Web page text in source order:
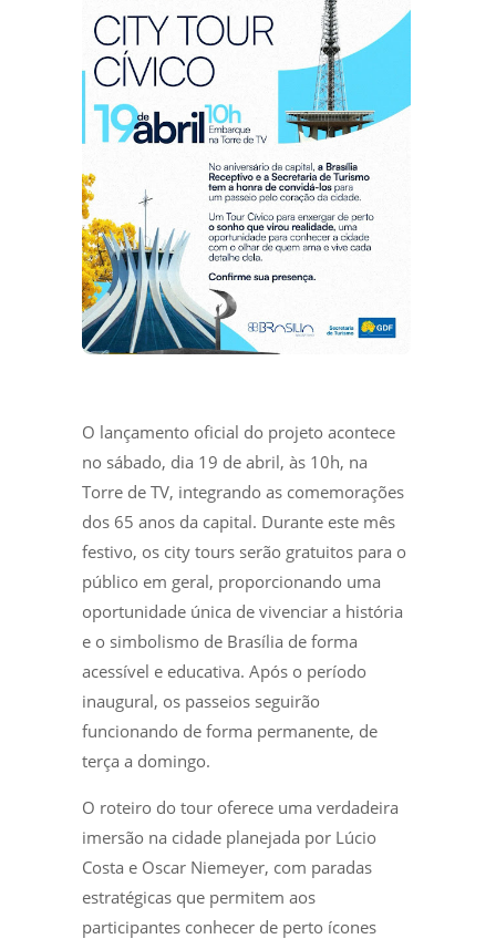
O lançamento oficial do projeto acontece
no sábado, dia 19 de abril, às 10h, na
Torre de TV, integrando as comemorações
dos 65 anos da capital. Durante este mês
festivo, os city tours serão gratuitos para o
público em geral, proporcionando uma
oportunidade única de vivenciar a história
e o simbolismo de Brasília de forma
acessível e educativa. Após o período
inaugural, os passeios seguirão
funcionando de forma permanente, de
terça a domingo.
O roteiro do tour oferece uma verdadeira
imersão na cidade planejada por Lúcio
Costa e Oscar Niemeyer, com paradas
estratégicas que permitem aos
participantes conhecer de perto ícones